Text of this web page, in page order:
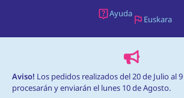
contenido
Ayuda
Euskara
Aviso! Los pedidos realizados del 20 de Julio al
procesarán y enviarán el lunes 10 de Agosto.